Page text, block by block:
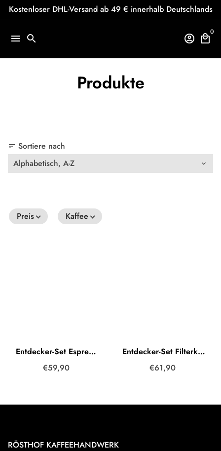
Direkt
Kostenloser DHL-Versand ab 49 € innerhalb Deutschlands
menu search account_circle local_mall
0
Produkte
sort Sortiere nach
Preis Kaffee
Entdecker-Set Espresso
€59,90
Entdecker-Set Filterkaffee
€61,90
RÖSTHOF KAFFEEHANDWERK